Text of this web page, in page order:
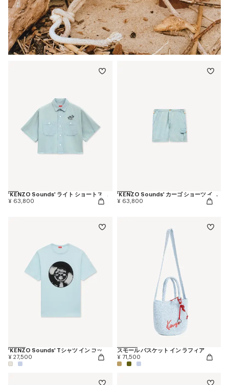
'KENZO Sounds' ライト ショートスリーブ シャツ イン ウォッシュド シャンブレー
¥ 63,800
'KENZO Sounds' カーゴ ショーツ イン ジャパニーズ デニム
¥ 63,800
¥ 27,500
スモール バスケット イン ラフィア
¥ 71,500